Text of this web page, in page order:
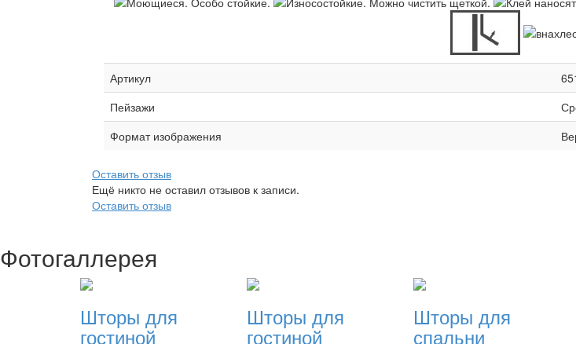
Артикул
Пейзажи
Формат изображения
Оставить отзыв
Ещё никто не оставил отзывов к записи.
Оставить отзыв
Фотогаллерея
Шторы для
гостиной
Шторы для
гостиной
Шторы для
спальни